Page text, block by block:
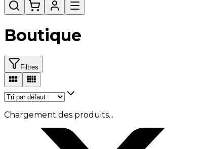
Boutique
Filtres
Chargement des produits...